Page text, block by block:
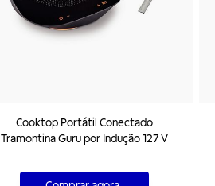
Cooktop Portátil Conectado
Tramontina Guru por Indução 127 V